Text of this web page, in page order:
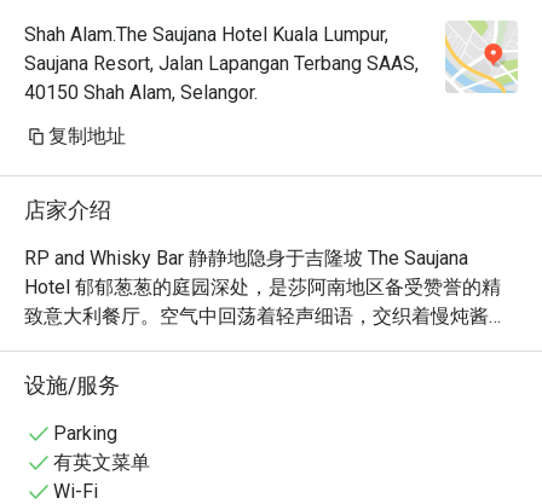
Shah Alam.The Saujana Hotel Kuala Lumpur,
Saujana Resort, Jalan Lapangan Terbang SAAS,
40150 Shah Alam, Selangor.
复制地址
店家介绍
RP and Whisky Bar 静静地隐身于吉隆坡 The Saujana
Hotel 郁郁葱葱的庭园深处，是莎阿南地区备受赞誉的精
致意大利餐厅。空气中回荡着轻声细语，交织着慢炖酱汁
的浓郁香气，以及来自隔壁威士忌吧的陈年橡木芬芳。幽
暗的灯光洒落在深色木质与柔软皮革上，营造出远离城市
喧嚣的私密氛围。这家获奖无数的餐厅，是寻求在优雅环
境中品尝非凡美食的饕客们，不容错过的体验。
无论是寻求一顿快捷的晚餐，还是想慵懒地消磨一整个夜
设施/服务
Parking
有英文菜单
Wi-Fi